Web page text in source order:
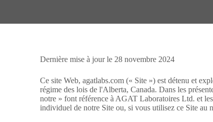
Dernière mise à jour le 28 novembre 2024
Ce site Web, agatlabs.com (« Site ») est détenu et
régime des lois de l'Alberta, Canada. Dans les
notre » font référence à AGAT Laboratoires Ltd. et
individuel de notre Site ou, si vous utilisez ce Site au